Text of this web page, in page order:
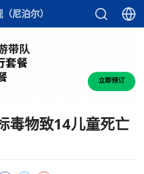
尼泊尔）
毒物致14儿童死亡